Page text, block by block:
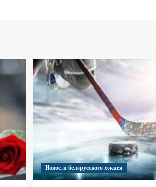
Новости белорусского хоккея